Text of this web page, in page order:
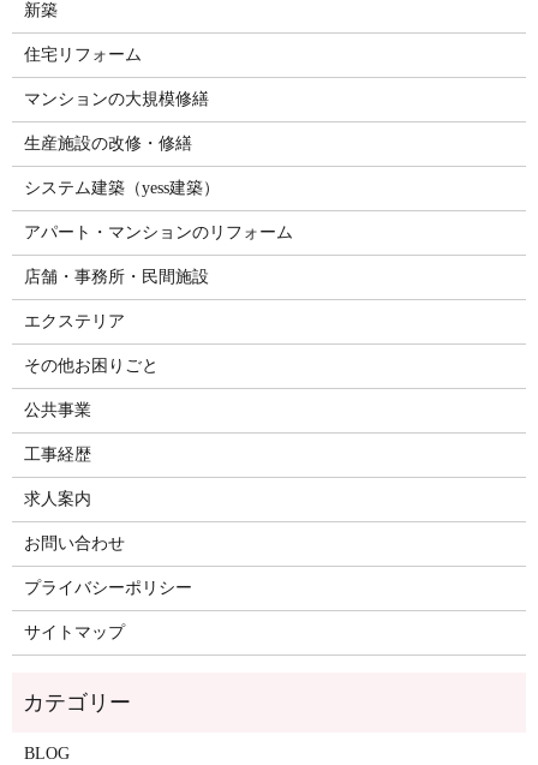
新築
住宅リフォーム
マンションの大規模修繕
生産施設の改修・修繕
システム建築（yess建築）
アパート・マンションのリフォーム
店舗・事務所・民間施設
エクステリア
その他お困りごと
公共事業
工事経歴
求人案内
お問い合わせ
プライバシーポリシー
サイトマップ
BLOG